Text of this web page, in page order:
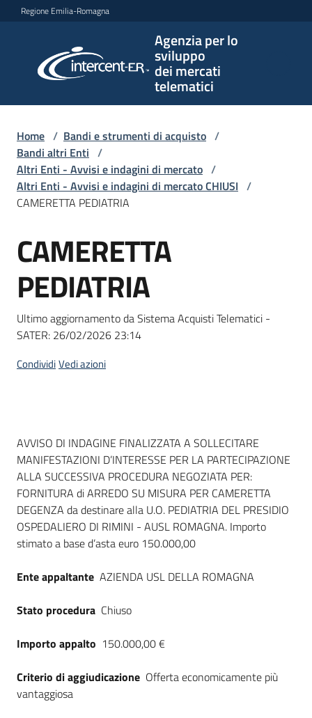
Vai al contenuto
Vai alla navigazione
Vai al footer
Regione Emilia-Romagna
Agenzia per lo
sviluppo
dei mercati
telematici
per lo
sviluppo
telematici
L'Agenzia
Bandi
strumenti
acquisto
telematiche
site
su
Home / Bandi e strumenti di acquisto /
Bandi altri Enti /
Altri Enti - Avvisi e indagini di mercato /
Altri Enti - Avvisi e indagini di mercato CHIUSI /
CAMERETTA PEDIATRIA
Salta al contenuto
CAMERETTA
PEDIATRIA
Ultimo aggiornamento da Sistema Acquisti Telematici -
SATER: 26/02/2026 23:14
CondividiVedi azioni
Dati del bando
AVVISO DI INDAGINE FINALIZZATA A SOLLECITARE
MANIFESTAZIONI D’INTERESSE PER LA PARTECIPAZIONE
ALLA SUCCESSIVA PROCEDURA NEGOZIATA PER:
FORNITURA di ARREDO SU MISURA PER CAMERETTA
DEGENZA da destinare alla U.O. PEDIATRIA DEL PRESIDIO
OSPEDALIERO DI RIMINI - AUSL ROMAGNA. Importo
stimato a base d’asta euro 150.000,00
Ente appaltante AZIENDA USL DELLA ROMAGNA
Stato procedura Chiuso
Importo appalto 150.000,00 €
Criterio di aggiudicazione Offerta economicamente più
vantaggiosa